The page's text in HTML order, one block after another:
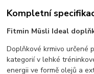
Kompletní
Fitmin Müsli Ideal
Doplňkové krmivo určené
kategorií v lehké
energii ve formě olejů a